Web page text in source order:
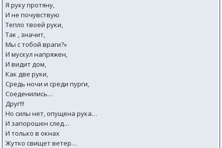
Я руку протяну,
И не почувствую
Тепло твоей руки,
Так , значит,
Мы с тобой враги?»
И мускул напряжен,
И видит дом,
Как две руки,
Средь ночи и среди пурги,
Соеденились…
Друг!!!
Но силы нет, опущена рука…
И запорошен след…
И только в окнах
Жутко свищет ветер…